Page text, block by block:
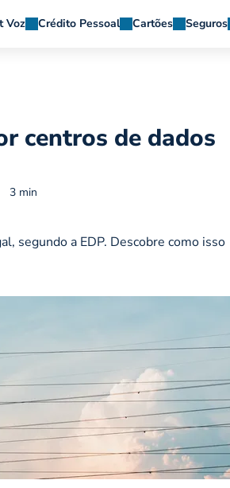
Voz Crédito Pessoal Cartões Seguros
centros de dados
3 min
segundo a EDP. Descobre como isso